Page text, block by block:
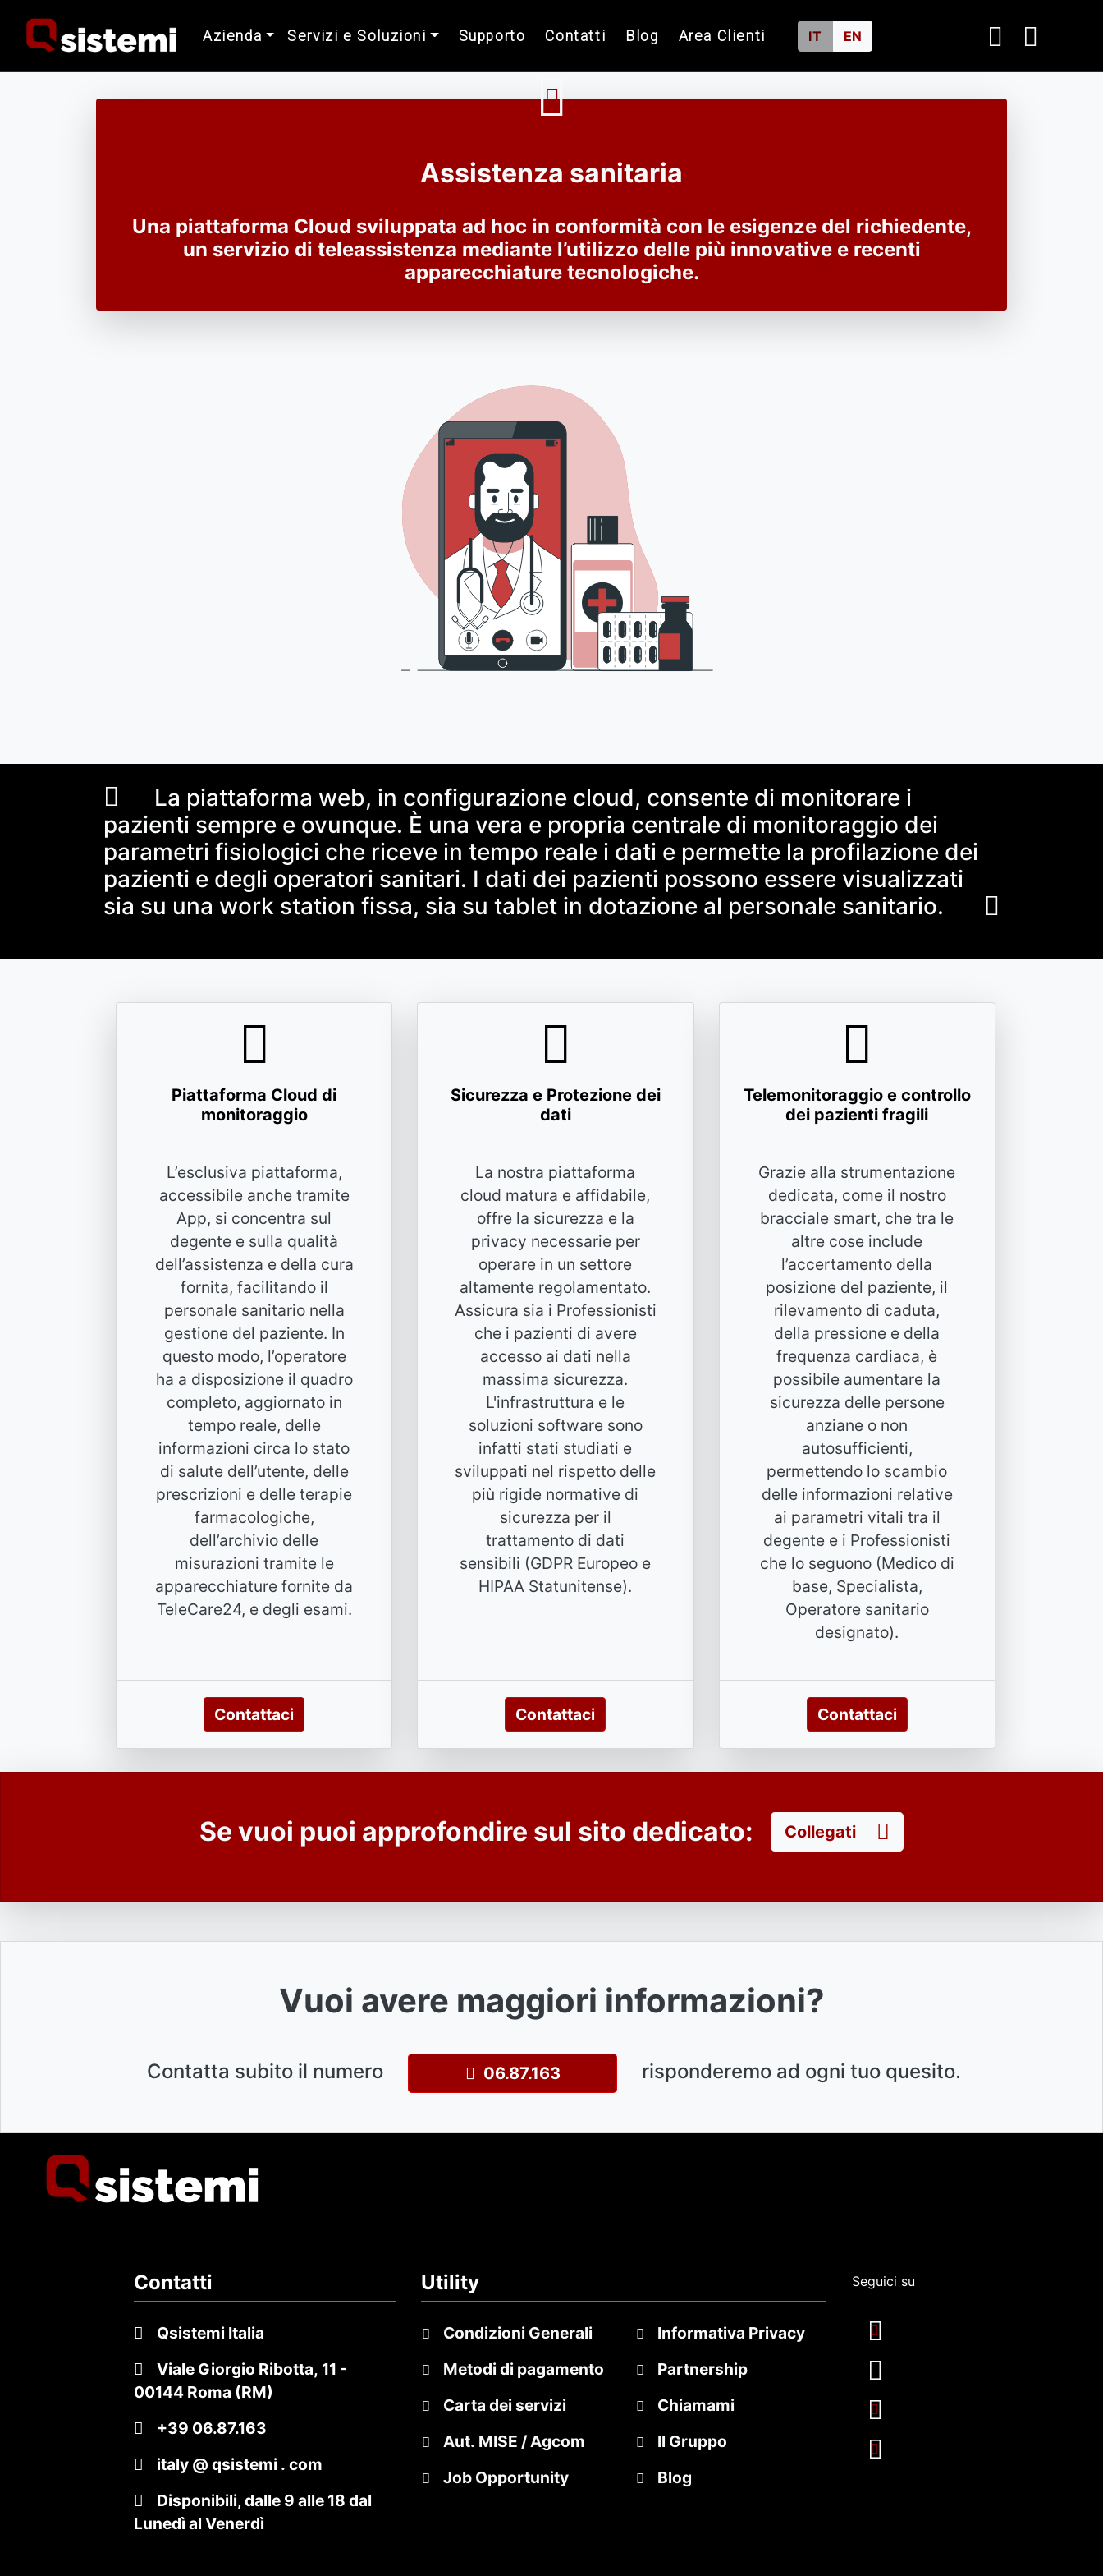
Azienda Servizi e Soluzioni Supporto Contatti Blog Area Clienti IT EN
Assistenza sanitaria
Una piattaforma Cloud sviluppata ad hoc in conformità con le esigenze del richiedente,
un servizio di teleassistenza mediante l’utilizzo delle più innovative e recenti
apparecchiature tecnologiche.
La piattaforma web, in configurazione cloud, consente di monitorare i
pazienti sempre e ovunque. È una vera e propria centrale di monitoraggio dei
parametri fisiologici che riceve in tempo reale i dati e permette la profilazione dei
pazienti e degli operatori sanitari. I dati dei pazienti possono essere visualizzati
sia su una work station fissa, sia su tablet in dotazione al personale sanitario.
Piattaforma Cloud di
monitoraggio
L’esclusiva piattaforma,
accessibile anche tramite
App, si concentra sul
degente e sulla qualità
dell’assistenza e della cura
fornita, facilitando il
personale sanitario nella
gestione del paziente. In
questo modo, l’operatore
ha a disposizione il quadro
completo, aggiornato in
tempo reale, delle
informazioni circa lo stato
di salute dell’utente, delle
prescrizioni e delle terapie
farmacologiche,
dell’archivio delle
misurazioni tramite le
apparecchiature fornite da
TeleCare24, e degli esami.
Contattaci
Sicurezza e Protezione dei
dati
La nostra piattaforma
cloud matura e affidabile,
offre la sicurezza e la
privacy necessarie per
operare in un settore
altamente regolamentato.
Assicura sia i Professionisti
che i pazienti di avere
accesso ai dati nella
massima sicurezza.
L'infrastruttura e le
soluzioni software sono
infatti stati studiati e
sviluppati nel rispetto delle
più rigide normative di
sicurezza per il
trattamento di dati
sensibili (GDPR Europeo e
HIPAA Statunitense).
Contattaci
Telemonitoraggio e controllo
dei pazienti fragili
Grazie alla strumentazione
dedicata, come il nostro
bracciale smart, che tra le
altre cose include
l’accertamento della
posizione del paziente, il
rilevamento di caduta,
della pressione e della
frequenza cardiaca, è
possibile aumentare la
sicurezza delle persone
anziane o non
autosufficienti,
permettendo lo scambio
delle informazioni relative
ai parametri vitali tra il
degente e i Professionisti
che lo seguono (Medico di
base, Specialista,
Operatore sanitario
designato).
Contattaci
Se vuoi puoi approfondire sul sito dedicato: Collegati
Vuoi avere maggiori informazioni?
Contatta subito il numero 06.87.163 risponderemo ad ogni tuo quesito.
Contatti
Qsistemi Italia
Viale Giorgio Ribotta, 11 -
00144 Roma (RM)
+39 06.87.163
italy @ qsistemi . com
Disponibili, dalle 9 alle 18 dal
Lunedì al Venerdì
Utility
Condizioni Generali
Metodi di pagamento
Carta dei servizi
Aut. MISE / Agcom
Job Opportunity
Informativa Privacy
Partnership
Chiamami
Il Gruppo
Blog
Seguici su